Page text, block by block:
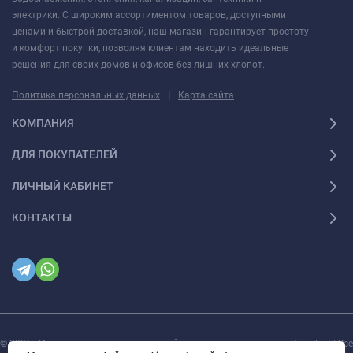
электрики. С широким ассортиментом товаров, доступными
ценами и быстрой доставкой, наш магазин гарантирует простоту
и комфорт покупки, позволяя клиентам находить идеальные
решения для своих домов и офисов без лишних хлопот.
Политика персональных данных | Карта сайта
КОМПАНИЯ
ДЛЯ ПОКУПАТЕЛЕЙ
ЛИЧНЫЙ КАБИНЕТ
КОНТАКТЫ
© 2026 | Интернет магазин инженерной сантехники и электрики Rigaplast | Все